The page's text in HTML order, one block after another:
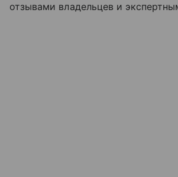
отзывами владельцев и